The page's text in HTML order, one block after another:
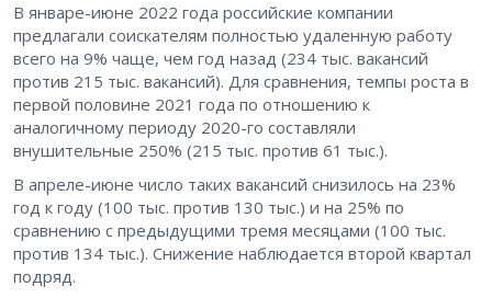
В январе-июне 2022 года российские компании
предлагали соискателям полностью удаленную работу
всего на 9% чаще, чем год назад (234 тыс. вакансий
против 215 тыс. вакансий). Для сравнения, темпы роста в
первой половине 2021 года по отношению к
аналогичному периоду 2020-го составляли
внушительные 250% (215 тыс. против 61 тыс.).
В апреле-июне число таких вакансий снизилось на 23%
год к году (100 тыс. против 130 тыс.) и на 25% по
сравнению с предыдущими тремя месяцами (100 тыс.
против 134 тыс.). Снижение наблюдается второй квартал
подряд.